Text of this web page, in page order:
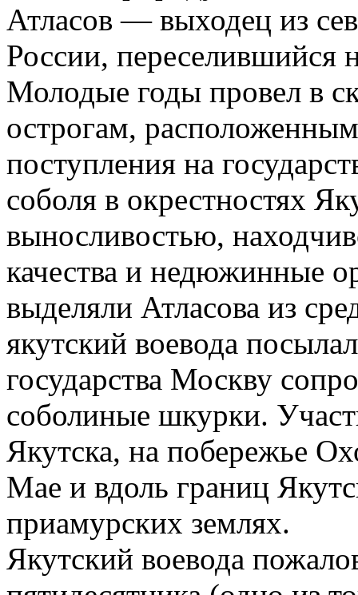
Атласов — выходец из
России, переселившийся
Молодые годы провел в
острогам,
поступления на
соболя в окрестностях
выносливостью,
качества и недюжинные
выделяли Атласова из
якутский воевода
государства Москву
соболиные шкурки.
Якутска, на побережье
Мае и вдоль границ
приамурских землях.
Якутский воевода